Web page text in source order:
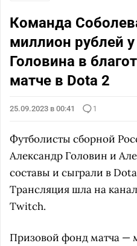
Команда
миллион рублей у
Головина в
матче в Dota 2
25.09.2023 в 00:41 1
Футболисты сборной
Александр Головин и
составы и сыграли в
Трансляция шла на
Twitch.
Призовой фонд матча —